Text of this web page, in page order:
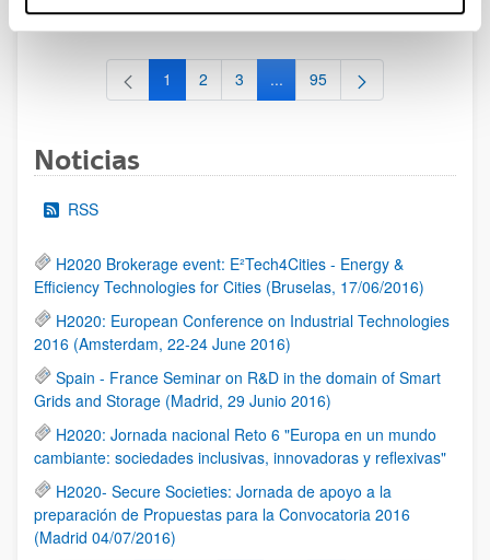
Página
1 Página
2 Página
3 ...Páginas intermedias Use TAB
Página
95
Noticias
RSS
H2020 Brokerage event: E²Tech4Cities - Energy &
Efficiency Technologies for Cities (Bruselas, 17/06/2016)
H2020: European Conference on Industrial Technologies
2016 (Amsterdam, 22-24 June 2016)
Spain - France Seminar on R&D in the domain of Smart
Grids and Storage (Madrid, 29 Junio 2016)
H2020: Jornada nacional Reto 6 "Europa en un mundo
cambiante: sociedades inclusivas, innovadoras y reflexivas"
H2020- Secure Societies: Jornada de apoyo a la
preparación de Propuestas para la Convocatoria 2016
(Madrid 04/07/2016)